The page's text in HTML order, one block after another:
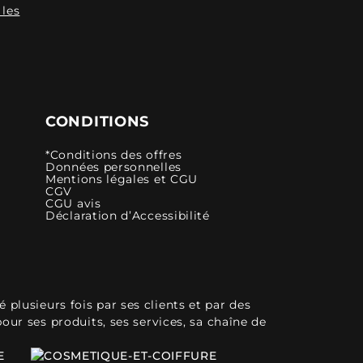
CONDITIONS
*Conditions des offres
Données personnelles
Mentions légales et CGU
CGV
CGU avis
Déclaration d’Accessibilité
plusieurs fois par ses clients et par des
ses produits, ses services, sa chaîne de